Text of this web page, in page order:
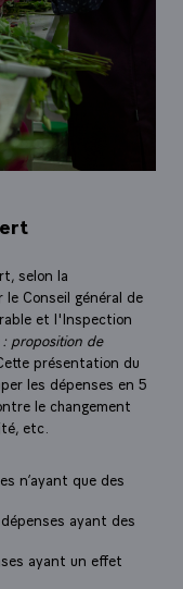
selon la
Conseil général de
et l'Inspection
proposition de
présentation du
les dépenses en 5
le changement
etc.
n’ayant que des
ayant des
ayant un effet